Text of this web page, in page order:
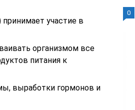
принимает участие в
организмом все
питания к
выработки гормонов и
0